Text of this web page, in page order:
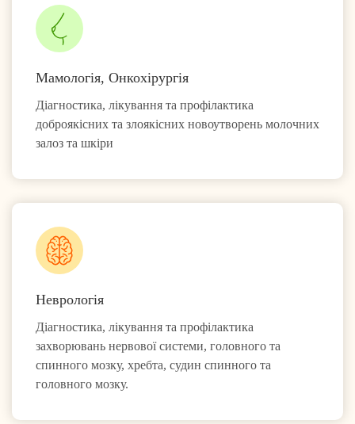
Мамологія, Онкохірургія
Діагностика, лікування та профілактика
доброякісних та злоякісних новоутворень молочних
залоз та шкіри
Неврологія
Діагностика, лікування та профілактика
захворювань нервової системи, головного та
спинного мозку, хребта, судин спинного та
головного мозку.